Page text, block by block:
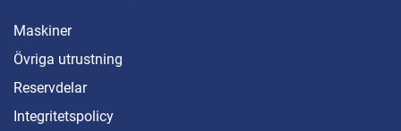
Maskiner
Övriga utrustning
Reservdelar
Integritetspolicy